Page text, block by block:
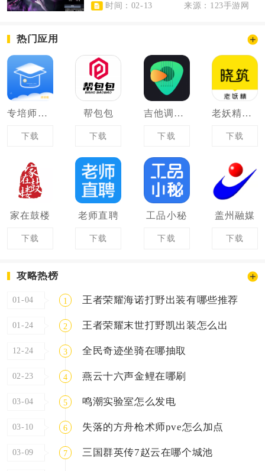
时间：02-13
来源：123手游网
热门应用
专培师资版
下载
帮包包
下载
吉他调音器高精度版
下载
老妖精听课端
下载
家在鼓楼
下载
老师直聘
下载
工品小秘
下载
盖州融媒
下载
攻略热榜
01-04 1 王者荣耀海诺打野出装有哪些推荐
01-24 2 王者荣耀末世打野凯出装怎么出
12-24 3 全民奇迹坐骑在哪抽取
02-23 4 燕云十六声金鲤在哪刷
03-04 5 鸣潮实验室怎么发电
03-10 6 失落的方舟枪术师pve怎么加点
03-09 7 三国群英传7赵云在哪个城池